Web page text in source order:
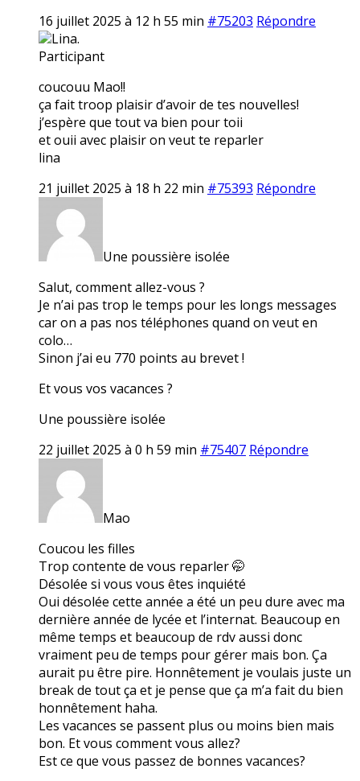
16 juillet 2025 à 12 h 55 min #75203 Répondre
Lina.
Participant
coucouu Mao!!
ça fait troop plaisir d’avoir de tes nouvelles!
j’espère que tout va bien pour toii
et ouii avec plaisir on veut te reparler
lina
21 juillet 2025 à 18 h 22 min #75393 Répondre
Une poussière isolée
Salut, comment allez-vous ?
Je n’ai pas trop le temps pour les longs messages
car on a pas nos téléphones quand on veut en
colo…
Sinon j’ai eu 770 points au brevet !
Et vous vos vacances ?
Une poussière isolée
22 juillet 2025 à 0 h 59 min #75407 Répondre
Mao
Coucou les filles
Trop contente de vous reparler 🤭
Désolée si vous vous êtes inquiété
Oui désolée cette année a été un peu dure avec ma
dernière année de lycée et l’internat. Beaucoup en
même temps et beaucoup de rdv aussi donc
vraiment peu de temps pour gérer mais bon. Ça
aurait pu être pire. Honnêtement je voulais juste un
break de tout ça et je pense que ça m’a fait du bien
honnêtement haha.
Les vacances se passent plus ou moins bien mais
bon. Et vous comment vous allez?
Est ce que vous passez de bonnes vacances?